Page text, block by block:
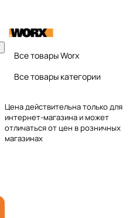
Все товары Worx
Все товары категории
Цена действительна только для
интернет-магазина и может
отличаться от цен в розничных
магазинах